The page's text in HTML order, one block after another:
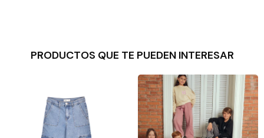
PRODUCTOS QUE TE PUEDEN INTERESAR